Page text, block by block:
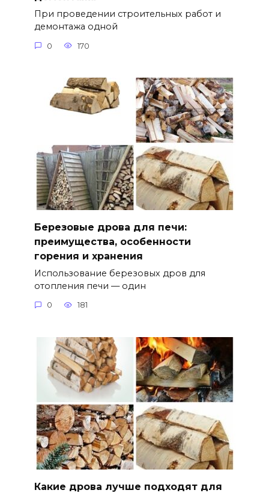
При проведении строительных работ и
демонтажа одной
0 170
Березовые дрова для печи:
преимущества, особенности
горения и хранения
Использование березовых дров для
отопления печи — один
0 181
Какие дрова лучше подходят для